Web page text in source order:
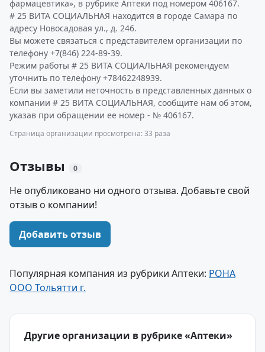
фармацевтика», в рубрике Аптеки под номером 406167.
# 25 ВИТА СОЦИАЛЬНАЯ находится в городе Самара по
адресу Новосадовая ул., д. 246.
Вы можете связаться с представителем организации по
телефону +7(846) 224-89-39.
Режим работы # 25 ВИТА СОЦИАЛЬНАЯ рекомендуем
уточнить по телефону +78462248939.
Если вы заметили неточность в представленных данных о
компании # 25 ВИТА СОЦИАЛЬНАЯ, сообщите нам об этом,
указав при обращении ее номер - № 406167.
Страница организации просмотрена: 33 раза
Отзывы 0
Не опубликовано ни одного отзыва. Добавьте свой
отзыв о компании!
Добавить отзыв
Популярная компания из рубрики Аптеки: РОНА
ООО Тольятти г.
Другие организации в рубрике «Аптеки»